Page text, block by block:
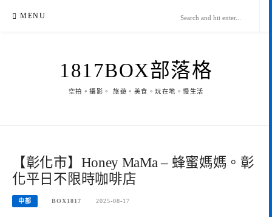
MENU
1817BOX部落格
空拍。攝影。 旅遊。美食。玩在地。慢生活
【彰化市】Honey MaMa – 蜂蜜媽媽。彰
化平日不限時咖啡店
中部 BOX1817 2025-08-17